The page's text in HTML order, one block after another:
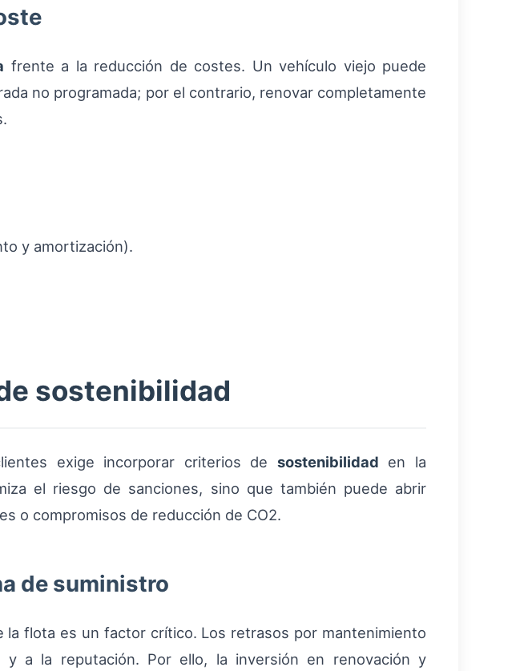
frente a la reducción de costes. Un vehículo viejo puede
no programada; por el contrario, renovar completamente
y amortización).
sostenibilidad
exige incorporar criterios de sostenibilidad en la
el riesgo de sanciones, sino que también puede abrir
o compromisos de reducción de CO2.
de suministro
la flota es un factor crítico. Los retrasos por mantenimiento
y a la reputación. Por ello, la inversión en renovación y